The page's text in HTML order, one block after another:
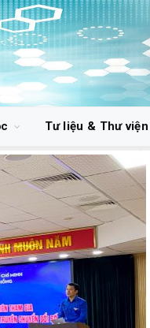
Tư liệu & Thư viện